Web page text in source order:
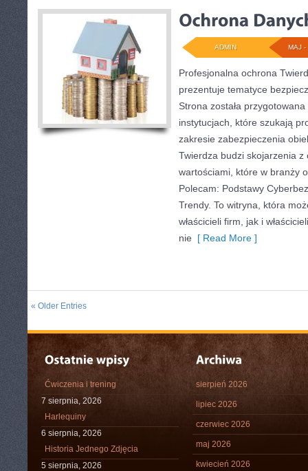
MAJ -
ADMIN
Profesjonalna ochrona
prezentuje tematyce
Strona została
instytucjach, które szukają
zakresie zabezpieczenia
Twierdza budzi skojarzenia z
wartościami, które w branży
Polecam: Podstawy
Trendy. To witryna, która
właścicieli firm, jak i
nie [ Read More ]
« Older Entries
Ćwiczenia i trening
7 sierpnia, 2026
Harlequiny
6 sierpnia, 2026
Historia Jednego Zdjęcia
5 sierpnia, 2026
sierpień 2026
lipiec 2026
czerwiec 2026
maj 2026
kwiecień 2026